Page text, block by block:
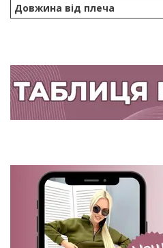
Довжина від плеча